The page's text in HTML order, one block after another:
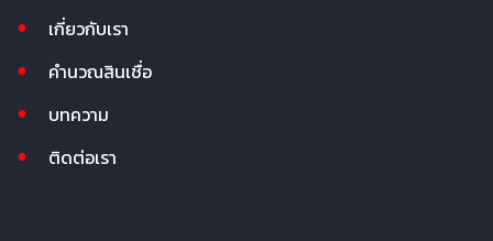
เกี่ยวกับเรา
คำนวณสินเชื่อ
บทความ
ติดต่อเรา